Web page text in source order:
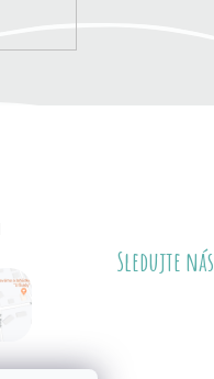
Sledujte nás